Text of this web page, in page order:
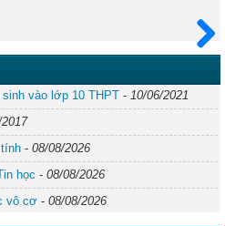
Sau
vào lớp 10 THPT - 10/06/2021
- 08/08/2026
học - 08/08/2026
vô cơ - 08/08/2026